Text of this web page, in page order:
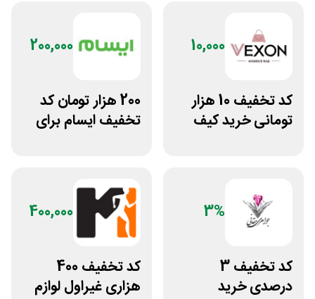
10,000
کد تخفیف 10 هزار
تومانی خرید کیف
200,000
200 هزار تومان کد
تخفیف ایسام برای
3%
کد تخفیف 3
درصدی خرید
400,000
کد تخفیف 400
هزاری غیراول لوازم